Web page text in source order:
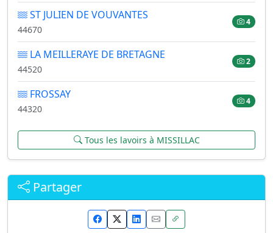
ST JULIEN DE VOUVANTES
44670
4
LA MEILLERAYE DE BRETAGNE
44520
2
FROSSAY
44320
4
Tous les lavoirs à MISSILLAC
Partager